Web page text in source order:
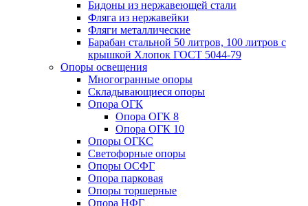
Бидоны из нержавеющей стали
Фляга из нержавейки
Фляги металлические
Барабан стальной 50 литров, 100 литров с
крышкой Хлопок ГОСТ 5044-79
Опоры освещения
Многогранные опоры
Складывающиеся опоры
Опора ОГК
Опора ОГК 8
Опора ОГК 10
Опоры ОГКС
Светофорные опоры
Опоры ОСФГ
Опора парковая
Опоры торшерные
Опора НФГ